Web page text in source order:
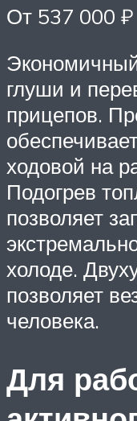
От 537 000 ₽
глуши и
прицепов.
ходовой на
Подогрев
позволяет
холоде.
позволяет
человека.
Для